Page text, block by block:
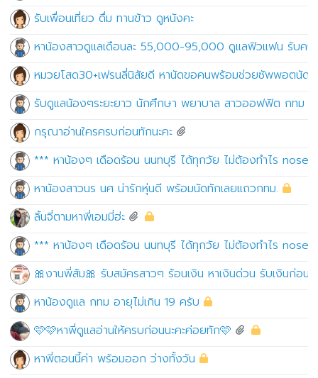
รับเพื่อนเที่ยว ดื่ม ทานข้าว ดูหนังคะ
หาน้องสาวดูแลเดือนละ 55,000-95,000 ดูเเลฟิวเเฟน รับค
หมวยโสด30+เฟรนลี่นิสัยดี หานัดขอคนพร้อมช่วยซัพพอตนัด
รับดูแลน้องๆระยะยาว นักศึกษา พยาบาล สาวออฟฟิต กทม ส
กรุณาอ่านใครครบก่อนทักนะคะ
*** หาน้องๆ เดือดร้อน นนทบุรี ได้ทุกวัย ไม่ต้องทำไร
หาน้องสาวนร นศ น่ารักหุ่นดี พร้อมนัดทักเลยแถวกทม.
ลิ้นจี่ตามหาพี่เอมมี่ฮ่ะ
*** หาน้องๆ เดือดร้อน นนทบุรี ได้ทุกวัย ไม่ต้องทำไร
🎀งานพี่ส้ม🎀 รับสมัครสาวๆ ร้อนเงิน หาเงินด่วน รับเงินก่อนท
หาน้องดูแล กทม อายุไม่เกิน 19 ครับ
🩷🩷หาพี่ดูเเลอ่านให้ครบก่อนนะคะค่อยทัก🩷
หาพี่ตอนนี้ค่า พร้อมออก ว่างทั้งวัน